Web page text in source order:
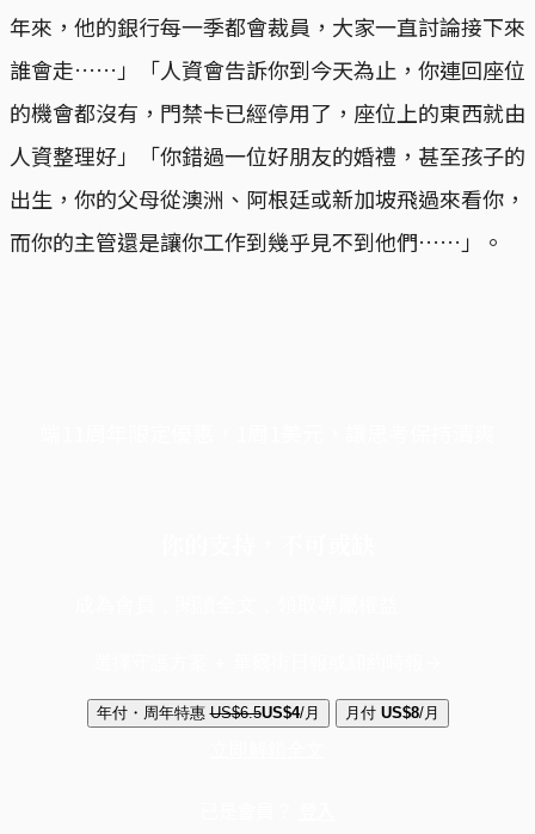
年來，他的銀行每一季都會裁員，大家一直討論接下來
誰會走……」「人資會告訴你到今天為止，你連回座位
的機會都沒有，門禁卡已經停用了，座位上的東西就由
人資整理好」「你錯過一位好朋友的婚禮，甚至孩子的
出生，你的父母從澳洲、阿根廷或新加坡飛過來看你，
而你的主管還是讓你工作到幾乎見不到他們……」。
年付・周年特惠 US$6.5US$4/月 月付 US$8/月